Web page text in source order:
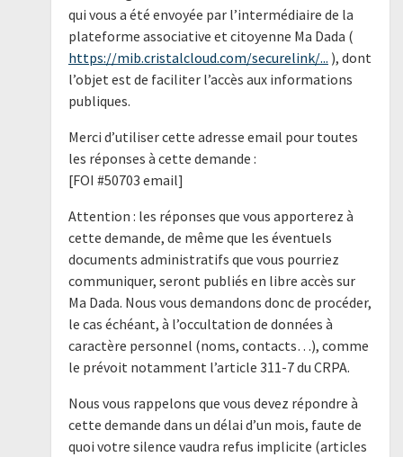
qui vous a été envoyée par l’intermédiaire de la
plateforme associative et citoyenne Ma Dada (
https://mib.cristalcloud.com/securelink/... ), dont
l’objet est de faciliter l’accès aux informations
publiques.
Merci d’utiliser cette adresse email pour toutes
les réponses à cette demande :
[FOI #50703 email]
Attention : les réponses que vous apporterez à
cette demande, de même que les éventuels
documents administratifs que vous pourriez
communiquer, seront publiés en libre accès sur
Ma Dada. Nous vous demandons donc de procéder,
le cas échéant, à l’occultation de données à
caractère personnel (noms, contacts…), comme
le prévoit notamment l’article 311-7 du CRPA.
Nous vous rappelons que vous devez répondre à
cette demande dans un délai d’un mois, faute de
quoi votre silence vaudra refus implicite (articles